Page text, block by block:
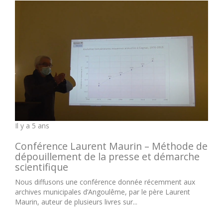
Il y a 5 ans
Conférence Laurent Maurin – Méthode de
dépouillement de la presse et démarche
scientifique
Nous diffusons une conférence donnée récemment aux
archives municipales d’Angoulême, par le père Laurent
Maurin, auteur de plusieurs livres sur...